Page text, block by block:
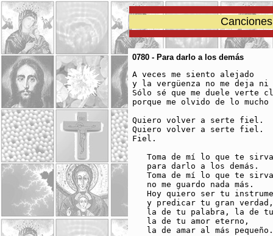
0780 - Para darlo a los demás
A veces me siento alejado
y la vergüenza no me deja
Sólo sé que me duele verte
porque me olvido de lo mucho
Quiero volver a serte fiel.
Quiero volver a serte fiel.
Fiel.
Toma de mí lo que te
   para darlo a los demás.
Toma de mí lo que te
   no me guardo nada más.
Hoy quiero ser tu
y predicar tu gran
la de tu palabra, la de
   la de tu amor eterno,
la de amar al más